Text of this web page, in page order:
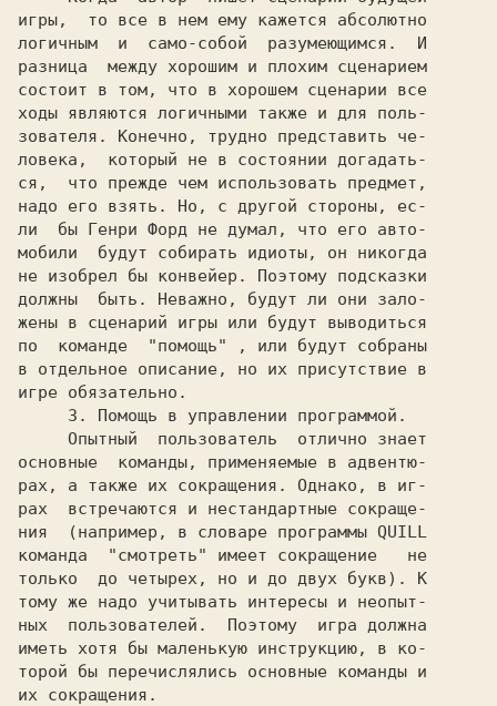
игры,  то все в нем ему кажется абсолютно
логичным  и  само-собой  разумеющимся.  И
разница  между хорошим и плохим сценарием
состоит в том, что в хорошем сценарии все
ходы являются логичными также и для поль-
зователя. Конечно, трудно представить че-
ловека,  который не в состоянии догадать-
ся,  что прежде чем использовать предмет,
надо его взять. Но, с другой стороны, ес-
ли  бы Генри Форд не думал, что его авто-
мобили  будут собирать идиоты, он никогда
не изобрел бы конвейер. Поэтому подсказки
должны  быть. Неважно, будут ли они зало-
жены в сценарий игры или будут выводиться
по  команде
"помощь"
, или будут собраны
в отдельное описание, но их присутствие в
игре обязательно.
3. Помощь в управлении программой.
основные  команды, применяемые в адвентю-
рах, а также их сокращения. Однако, в иг-
рах  встречаются и нестандартные сокраще-
ния  (например, в словаре программы
команда
"смотреть" имеет сокращение   не
только  до четырех, но и до двух букв). К
тому же надо учитывать интересы и неопыт-
ных  пользователей.  Поэтому  игра должна
иметь хотя бы маленькую инструкцию, в ко-
торой бы перечислялись основные команды и
их сокращения.